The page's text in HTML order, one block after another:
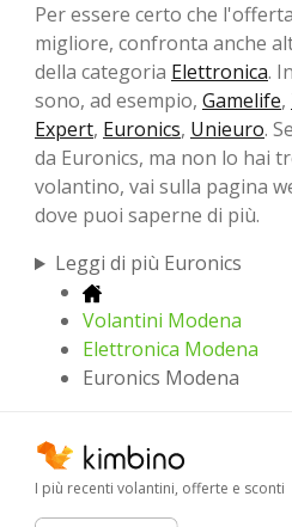
Per essere certo che
migliore, confronta anche
della categoria Elettronica.
sono, ad esempio, Gamelife,
Expert, Euronics, Unieuro.
da Euronics, ma non lo hai
volantino, vai sulla pagina
dove puoi saperne di più.
Leggi di più Euronics
Volantini Modena
Elettronica Modena
Euronics Modena
I più recenti volantini, offerte e sconti